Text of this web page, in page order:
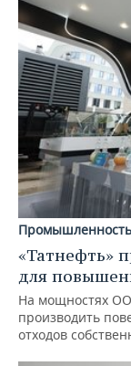
Промышленность
«Татнефть»
для
На мощностях
производить
отходов